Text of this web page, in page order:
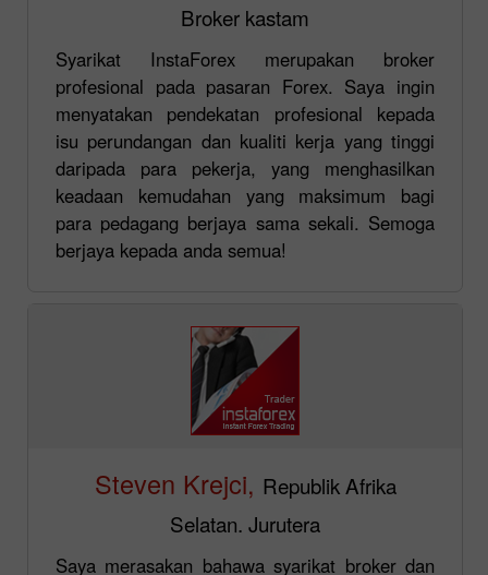
Broker kastam
Syarikat InstaForex merupakan broker
profesional pada pasaran Forex. Saya ingin
menyatakan pendekatan profesional kepada
isu perundangan dan kualiti kerja yang tinggi
daripada para pekerja, yang menghasilkan
keadaan kemudahan yang maksimum bagi
para pedagang berjaya sama sekali. Semoga
berjaya kepada anda semua!
Steven Krejci, Republik Afrika
Selatan. Jurutera
Saya merasakan bahawa syarikat broker dan